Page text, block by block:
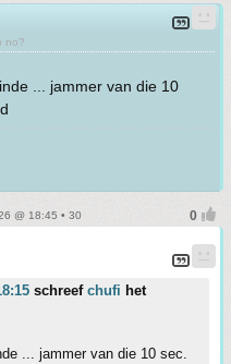
no?
... jammer van die 10
@ 18:45 • 30
schreef chufi het
... jammer van die 10 sec.